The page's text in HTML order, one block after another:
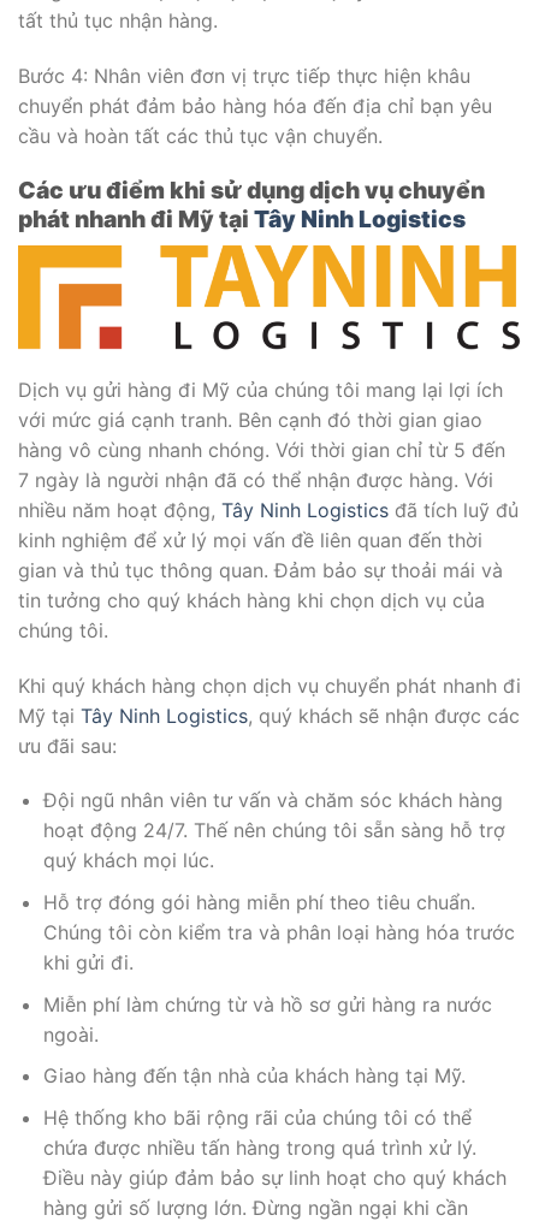
tất thủ tục nhận hàng.
Bước 4: Nhân viên đơn vị trực tiếp thực hiện khâu
chuyển phát đảm bảo hàng hóa đến địa chỉ bạn yêu
cầu và hoàn tất các thủ tục vận chuyển.
Các ưu điểm khi sử dụng dịch vụ chuyển
phát nhanh đi Mỹ tại Tây Ninh Logistics
Dịch vụ gửi hàng đi Mỹ của chúng tôi mang lại lợi ích
với mức giá cạnh tranh. Bên cạnh đó thời gian giao
hàng vô cùng nhanh chóng. Với thời gian chỉ từ 5 đến
7 ngày là người nhận đã có thể nhận được hàng. Với
nhiều năm hoạt động, Tây Ninh Logistics đã tích luỹ đủ
kinh nghiệm để xử lý mọi vấn đề liên quan đến thời
gian và thủ tục thông quan. Đảm bảo sự thoải mái và
tin tưởng cho quý khách hàng khi chọn dịch vụ của
chúng tôi.
Khi quý khách hàng chọn dịch vụ chuyển phát nhanh đi
Mỹ tại Tây Ninh Logistics, quý khách sẽ nhận được các
ưu đãi sau:
Đội ngũ nhân viên tư vấn và chăm sóc khách hàng
hoạt động 24/7. Thế nên chúng tôi sẵn sàng hỗ trợ
quý khách mọi lúc.
Hỗ trợ đóng gói hàng miễn phí theo tiêu chuẩn.
Chúng tôi còn kiểm tra và phân loại hàng hóa trước
khi gửi đi.
Miễn phí làm chứng từ và hồ sơ gửi hàng ra nước
ngoài.
Giao hàng đến tận nhà của khách hàng tại Mỹ.
Hệ thống kho bãi rộng rãi của chúng tôi có thể
chứa được nhiều tấn hàng trong quá trình xử lý.
Điều này giúp đảm bảo sự linh hoạt cho quý khách
hàng gửi số lượng lớn. Đừng ngần ngại khi cần